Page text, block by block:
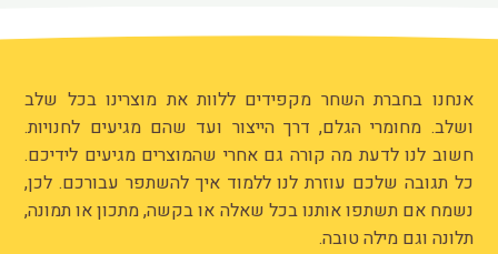
אנחנו בחברת השחר מקפידים ללוות את מוצרינו בכל שלב
ושלב. מחומרי הגלם, דרך הייצור ועד שהם מגיעים לחנויות.
חשוב לנו לדעת מה קורה גם אחרי שהמוצרים מגיעים לידיכם.
כל תגובה שלכם עוזרת לנו ללמוד איך להשתפר עבורכם. לכן,
נשמח אם תשתפו אותנו בכל שאלה או בקשה, מתכון או תמונה,
תלונה וגם מילה טובה.